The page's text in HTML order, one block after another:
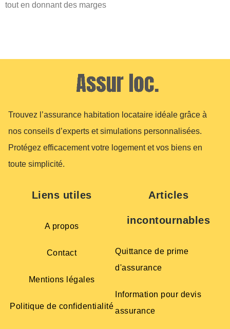
tout en donnant des marges
Trouvez l’assurance habitation locataire idéale grâce à
nos conseils d’experts et simulations personnalisées.
Protégez efficacement votre logement et vos biens en
toute simplicité.
Liens utiles
A propos
Contact
Mentions légales
Politique de confidentialité
Articles
incontournables
Quittance de prime
d'assurance
Information pour devis
assurance